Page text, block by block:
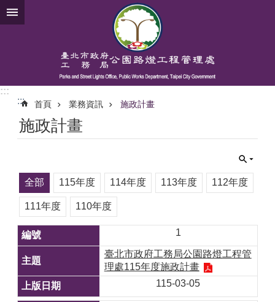
跳到主要內容區塊
:::
:::
首頁 業務資訊 施政計畫
施政計畫
全部 115年度 114年度 113年度 112年度
111年度 110年度
1
臺北市政府工務局公園路燈工程管
理處115年度施政計畫
115-03-05